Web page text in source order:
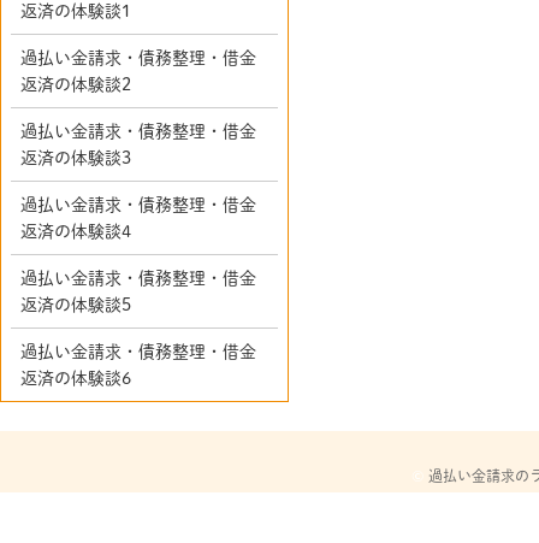
返済の体験談1
過払い金請求・債務整理・借金
返済の体験談2
過払い金請求・債務整理・借金
返済の体験談3
過払い金請求・債務整理・借金
返済の体験談4
過払い金請求・債務整理・借金
返済の体験談5
過払い金請求・債務整理・借金
返済の体験談6
© 過払い金請求の